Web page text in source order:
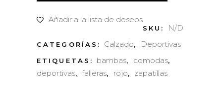
Añadir a la lista de deseos
SKU: N/D
CATEGORÍAS: Calzado, Deportivas
ETIQUETAS: bambas, comodas,
deportivas,falleras, rojo, zapatillas